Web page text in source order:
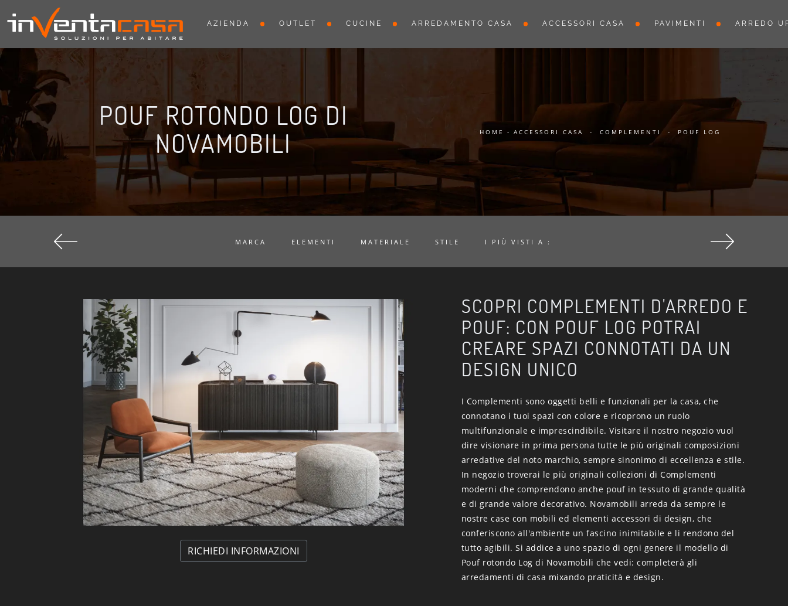
AZIENDA OUTLET CUCINE ARREDAMENTO CASA ACCESSORI CASA PAVIMENTI ARREDO
POUF ROTONDO LOG DI
NOVAMOBILI
HOME - ACCESSORI CASA - COMPLEMENTI - POUF LOG
MARCA ELEMENTI MATERIALE STILE I PIÙ VISTI A :
RICHIEDI INFORMAZIONI
SCOPRI COMPLEMENTI D'ARREDO E
POUF: CON POUF LOG POTRAI
CREARE SPAZI CONNOTATI DA UN
DESIGN UNICO
I Complementi sono oggetti belli e funzionali per la casa, che
connotano i tuoi spazi con colore e ricoprono un ruolo
multifunzionale e imprescindibile. Visitare il nostro negozio vuol
dire visionare in prima persona tutte le più originali composizioni
arredative del noto marchio, sempre sinonimo di eccellenza e stile.
In negozio troverai le più originali collezioni di Complementi
moderni che comprendono anche pouf in tessuto di grande qualità
e di grande valore decorativo. Novamobili arreda da sempre le
nostre case con mobili ed elementi accessori di design, che
conferiscono all'ambiente un fascino inimitabile e li rendono del
tutto agibili. Si addice a uno spazio di ogni genere il modello di
Pouf rotondo Log di Novamobili che vedi: completerà gli
arredamenti di casa mixando praticità e design.